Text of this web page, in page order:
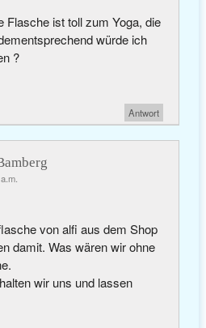
Flasche ist toll zum Yoga, die
würde ich
?
Antwort
von alfi aus dem Shop
damit. Was wären wir ohne
wir uns und lassen